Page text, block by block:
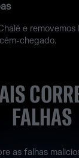
e
chegado.
FALHAS
as falhas